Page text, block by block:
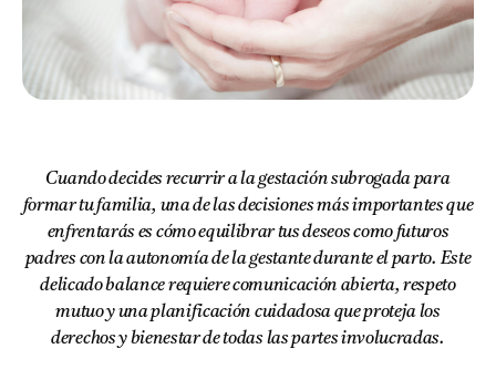
Cuando decides recurrir a la gestación subrogada para
formar tu familia, una de las decisiones más importantes que
enfrentarás es cómo equilibrar tus deseos como futuros
padres con la autonomía de la gestante durante el parto. Este
delicado balance requiere comunicación abierta, respeto
mutuo y una planificación cuidadosa que proteja los
derechos y bienestar de todas las partes involucradas.